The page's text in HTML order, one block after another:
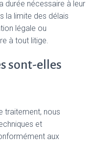
durée nécessaire à leur
la limite des délais
légale ou
à tout litige.
sont-elles
traitement, nous
et
aux